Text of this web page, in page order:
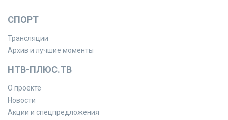
СПОРТ
Трансляции
Архив и лучшие моменты
НТВ-ПЛЮС.ТВ
О проекте
Новости
Акции и спецпредложения